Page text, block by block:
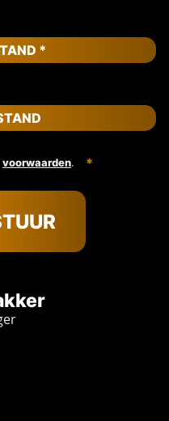
*
voorwaarden.